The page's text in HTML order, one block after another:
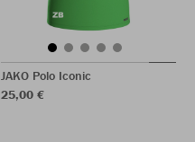
JAKO Polo Iconic
25,00 €